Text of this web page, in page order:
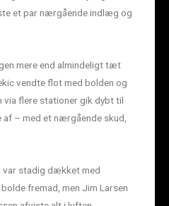
et par nærgående indlæg og
mere end almindeligt tæt
vendte flot med bolden og
via flere stationer gik dybt til
af – med et nærgående skud,
var stadig dækket med
fremad, men Jim Larsen